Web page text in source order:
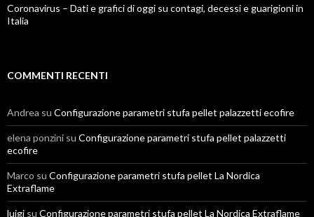
Coronavirus – Dati e grafici di oggi su contagi, decessi e guarigioni in
Italia
COMMENTI RECENTI
Andrea su Configurazione parametri stufa pellet palazzetti ecofire
elena ponzini su Configurazione parametri stufa pellet palazzetti
ecofire
Marco su Configurazione parametri stufa pellet La Nordica
Extraflame
luigi su Configurazione parametri stufa pellet La Nordica Extraflame